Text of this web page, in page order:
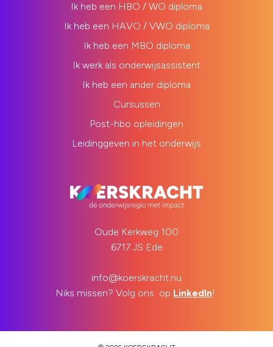
Oude Kerkweg 100
6717 JS Ede
info@koerskracht.nu
Niks missen? Volg ons op LinkedIn!
Ik heb een HBO / WO diploma
Ik heb een HAVO / VWO diploma
Ik heb een MBO diploma
Ik werk als onderwijsassistent
Ik heb een ander diploma
Cursussen
Post-hbo opleidingen
Leidinggeven in het onderwijs